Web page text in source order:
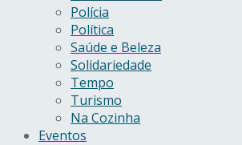
Polícia
Política
Saúde e Beleza
Solidariedade
Tempo
Turismo
Na Cozinha
Eventos